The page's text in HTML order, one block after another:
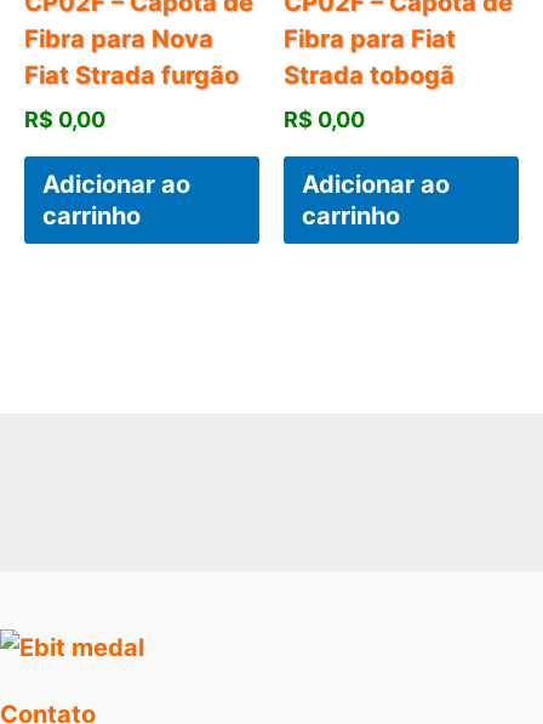
Fibra para Nova
Fiat Strada furgão
R$ 0,00
Adicionar ao
carrinho
Fibra para Fiat
Strada tobogã
R$ 0,00
Adicionar ao
carrinho
Contato